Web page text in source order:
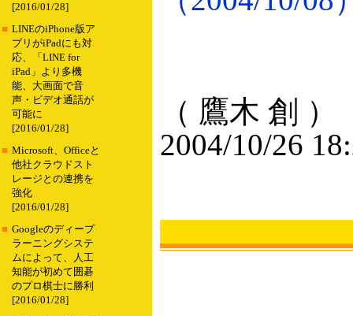
[2016/01/28]
■ LINEのiPhone版ア
プリがiPadにも対
応、「LINE for
iPad」より多機
能、大画面で音
声・ビデオ通話が
可能に
[2016/01/28]
■ Microsoft、Officeと
他社クラウドスト
レージとの連携を
強化
[2016/01/28]
■ Googleのディープ
ラーニングシステ
ムによって、人工
知能が初めて囲碁
のプロ棋士に勝利
[2016/01/28]
（ 鷹木 創 ）
2004/10/26